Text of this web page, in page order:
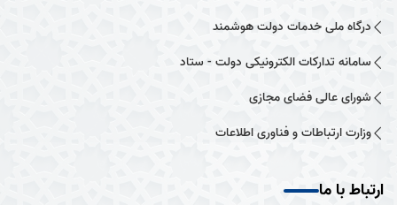
درگاه ملی خدمات دولت هوشمند
سامانه تدارکات الکترونیکی دولت - ستاد
شورای عالی فضای مجازی
وزارت ارتباطات و فناوری اطلاعات
ارتباط با ما